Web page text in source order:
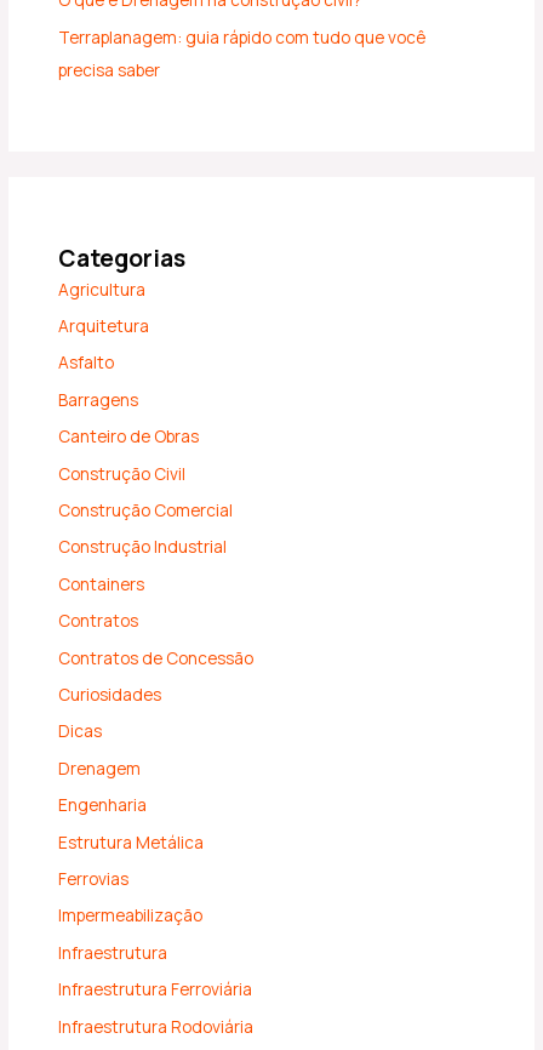
Terraplanagem: guia rápido com tudo que você
precisa saber
Categorias
Agricultura
Arquitetura
Asfalto
Barragens
Canteiro de Obras
Construção Civil
Construção Comercial
Construção Industrial
Containers
Contratos
Contratos de Concessão
Curiosidades
Dicas
Drenagem
Engenharia
Estrutura Metálica
Ferrovias
Impermeabilização
Infraestrutura
Infraestrutura Ferroviária
Infraestrutura Rodoviária